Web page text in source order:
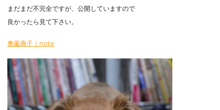
まだまだ不完全ですが、公開していますので
良かったら見て下さい。
奥薗壽子｜note